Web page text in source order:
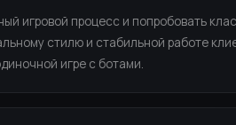
игровой процесс и попробовать
стилю и стабильной работе
игре с ботами.